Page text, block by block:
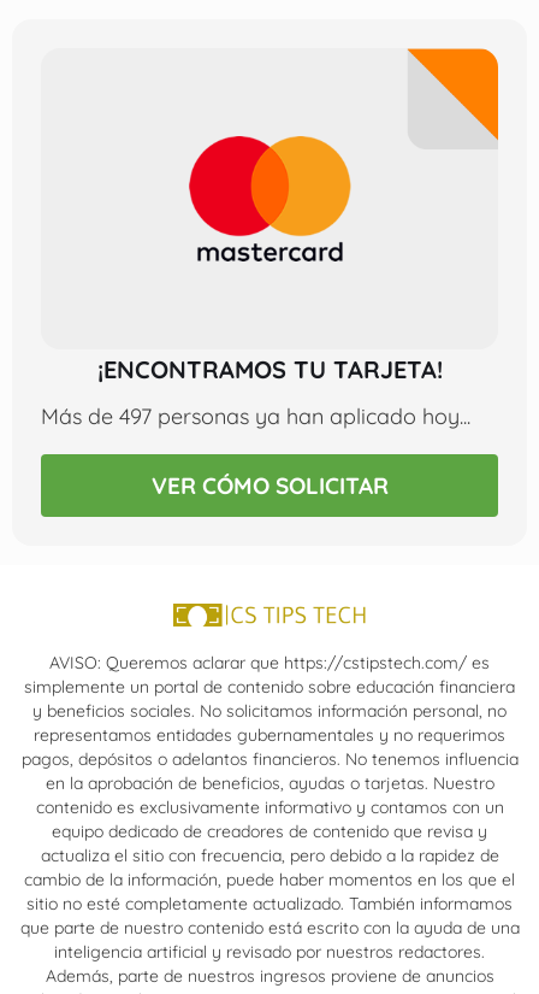
¡ENCONTRAMOS TU TARJETA!
Más de 497 personas ya han aplicado hoy...
VER CÓMO SOLICITAR
AVISO: Queremos aclarar que https://cstipstech.com/ es
simplemente un portal de contenido sobre educación financiera
y beneficios sociales. No solicitamos información personal, no
representamos entidades gubernamentales y no requerimos
pagos, depósitos o adelantos financieros. No tenemos influencia
en la aprobación de beneficios, ayudas o tarjetas. Nuestro
contenido es exclusivamente informativo y contamos con un
equipo dedicado de creadores de contenido que revisa y
actualiza el sitio con frecuencia, pero debido a la rapidez de
cambio de la información, puede haber momentos en los que el
sitio no esté completamente actualizado. También informamos
que parte de nuestro contenido está escrito con la ayuda de una
inteligencia artificial y revisado por nuestros redactores.
Además, parte de nuestros ingresos proviene de anuncios